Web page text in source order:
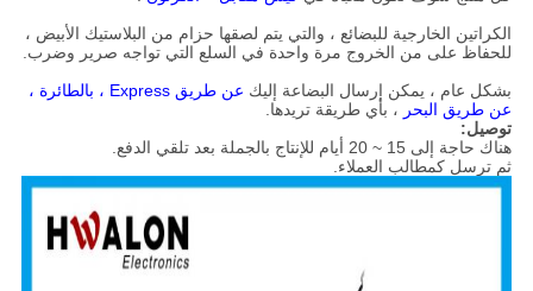
الكراتين الخارجية للبضائع ، والتي يتم لصقها حزام من البلاستيك الأبيض ،
للحفاظ على من الخروج مرة واحدة في السلع التي تواجه صرير وضرب.
بشكل عام ، يمكن إرسال البضاعة إليك
عن طريق Express ، بالطائرة ،
عن طريق البحر ، بأي طريقة تريدها.
توصيل:
هناك حاجة إلى 15 ~ 20 أيام للإنتاج بالجملة بعد تلقي الدفع.
ثم ترسل كمطالب العملاء.